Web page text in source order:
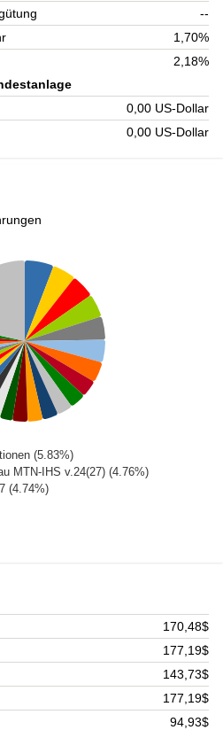
--
1,70%
2,18%
0,00 US-Dollar
0,00 US-Dollar
(5.83%)
MTN-IHS v.24(27) (4.76%)
(4.74%)
EO-Medium-Term Notes 2012(27)
MTN (4.69%)
BANK SR UNSECURED 02/28
(2.56%)
170,48$
177,19$
143,73$
177,19$
94,93$